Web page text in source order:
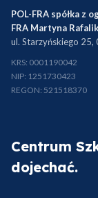
POL-FRA spółka z
FRA Martyna
ul. Starzyńskiego
KRS: 0001190042
NIP: 1251730423
REGON: 521518370
Centrum
dojechać.